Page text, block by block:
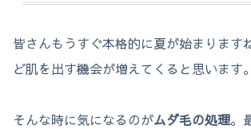
皆さんもうすぐ本格的に夏が始まります
ど肌を出す機会が増えてくると思います。
そんな時に気になるのがムダ毛の処理。